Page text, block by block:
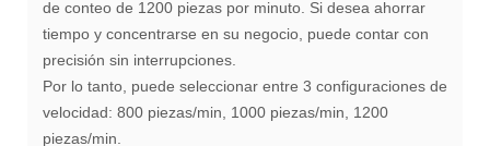
de conteo de 1200 piezas por minuto. Si desea ahorrar
tiempo y concentrarse en su negocio, puede contar con
precisión sin interrupciones.
Por lo tanto, puede seleccionar entre 3 configuraciones de
velocidad: 800 piezas/min, 1000 piezas/min, 1200
piezas/min.